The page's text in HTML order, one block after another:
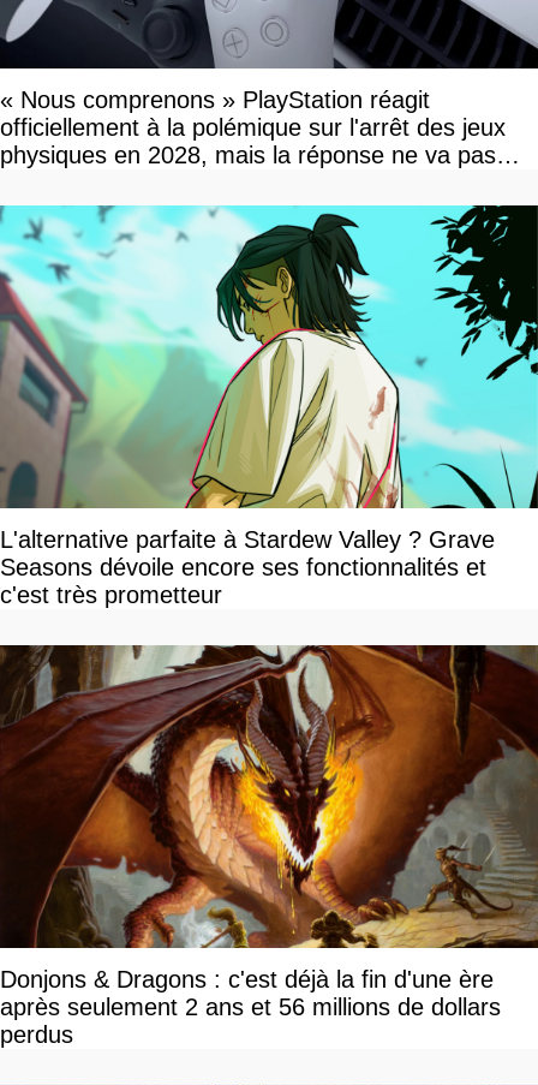
« Nous comprenons » PlayStation réagit
officiellement à la polémique sur l'arrêt des jeux
physiques en 2028, mais la réponse ne va pas
L'alternative parfaite à Stardew Valley ? Grave
Seasons dévoile encore ses fonctionnalités et
c'est très prometteur
Donjons & Dragons : c'est déjà la fin d'une ère
après seulement 2 ans et 56 millions de dollars
perdus